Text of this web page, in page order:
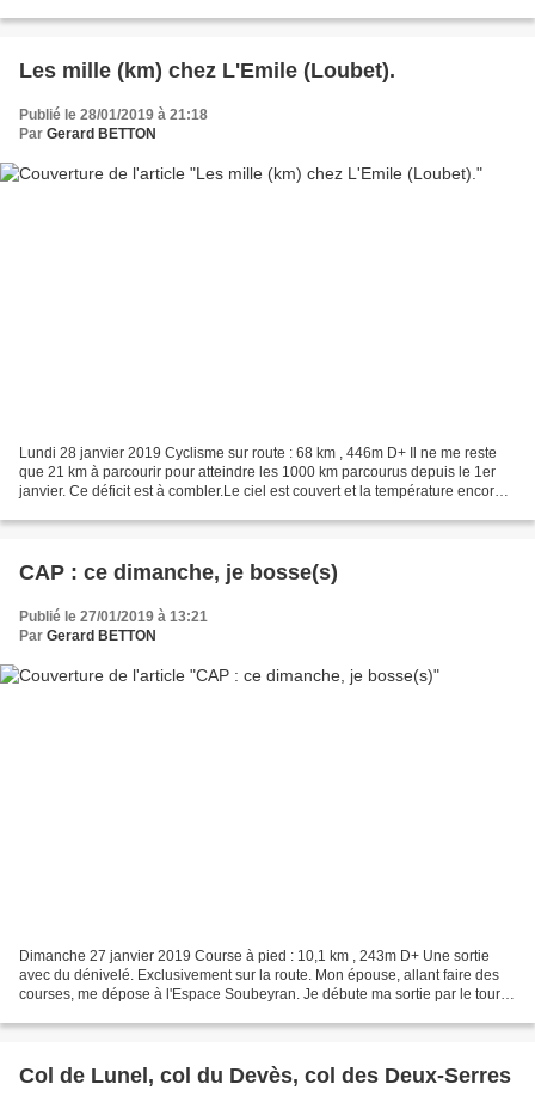
Les mille (km) chez L'Emile (Loubet).
Publié le 28/01/2019 à 21:18
Par Gerard BETTON
Lundi 28 janvier 2019 Cyclisme sur route : 68 km , 446m D+ Il ne me reste
que 21 km à parcourir pour atteindre les 1000 km parcourus depuis le 1er
janvier. Ce déficit est à combler.Le ciel est couvert et la température encore
CAP : ce dimanche, je bosse(s)
Publié le 27/01/2019 à 13:21
Par Gerard BETTON
Dimanche 27 janvier 2019 Course à pied : 10,1 km , 243m D+ Une sortie
avec du dénivelé. Exclusivement sur la route. Mon épouse, allant faire des
courses, me dépose à l'Espace Soubeyran. Je débute ma sortie par le tour
Col de Lunel, col du Devès, col des Deux-Serres